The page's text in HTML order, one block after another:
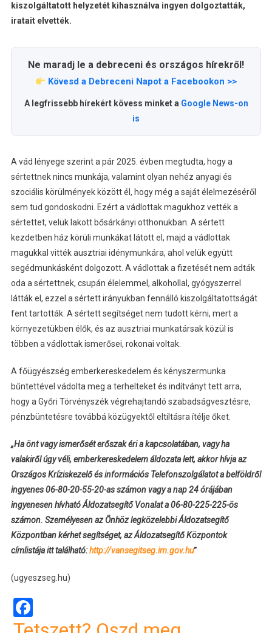
kiszolgáltatott helyzetét kihasználva ingyen dolgoztatták,
iratait elvették.
Ne maradj le a debreceni és országos hírekről!
Kövesd a Debreceni Napot a Facebookon >>
A legfrissebb hírekért kövess minket a Google News-on
is
A vád lényege szerint a pár 2025. évben megtudta, hogy a
sértettnek nincs munkája, valamint olyan nehéz anyagi és
szociális körülmények között él, hogy még a saját élelmezéséről
sem tud gondoskodni. Ezért a vádlottak magukhoz vették a
sértettet, velük lakott bősárkányi otthonukban. A sértett
kezdetben ház körüli munkákat látott el, majd a vádlottak
magukkal vitték ausztriai idénymunkára, ahol velük együtt
segédmunkásként dolgozott. A vádlottak a fizetését nem adták
oda a sértettnek, csupán élelemmel, alkohollal, gyógyszerrel
látták el, ezzel a sértett irányukban fennálló kiszolgáltatottságát
fent tartották. A sértett segítséget nem tudott kérni, mert a
környezetükben élők, és az ausztriai munkatársak közül is
többen a vádlottak ismerősei, rokonai voltak.
A főügyészség emberkereskedelem és kényszermunka
bűntettével vádolta meg a terhelteket és indítványt tett arra,
hogy a Győri Törvényszék végrehajtandó szabadságvesztésre,
pénzbüntetésre továbbá közügyektől eltiltásra ítélje őket.
„Ha önt vagy ismerősét erőszak éri a kapcsolatában, vagy ha
valakiről úgy véli, emberkereskedelem áldozata lett, akkor hívja az
Országos Kríziskezelő és információs Telefonszolgálatot a belföldről
ingyenes 06-80-20-55-20-as számon vagy a nap 24 órájában
ingyenesen hívható Áldozatsegítő Vonalat a 06-80-225-225-ös
számon. Személyesen az Önhöz legközelebbi Áldozatsegítő
Központban kérhet segítséget, az Áldozatsegítő Központok
címlistája itt található:http://vansegitseg.im.gov.hu”
(ugyeszseg.hu)
Facebook